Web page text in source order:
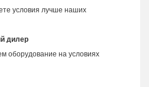
условия лучше наших
дилер
оборудование на условиях